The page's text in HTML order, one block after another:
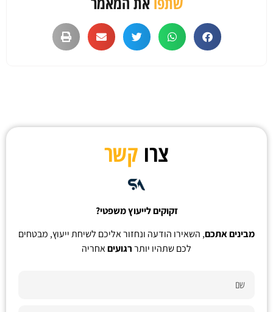
צרו קשר
זקוקים לייעוץ משפטי?
מבינים אתכם, השאירו הודעה ונחזור אליכם לשיחת ייעוץ, מבטחים
לכם שתהיו יותררגועיםאחריה